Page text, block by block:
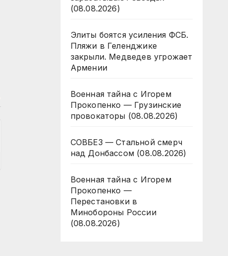
(08.08.2026)
Элиты боятся усиления ФСБ.
Пляжи в Геленджике
закрыли. Медведев угрожает
Армении
Военная тайна с Игорем
Прокопенко — Грузинские
провокаторы (08.08.2026)
СОВБЕЗ — Стальной смерч
над Донбассом (08.08.2026)
Военная тайна с Игорем
Прокопенко —
Перестановки в
Минобороны России
(08.08.2026)